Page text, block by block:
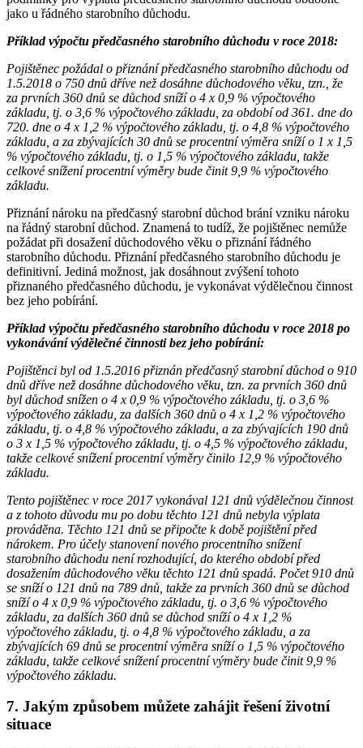
jako u řádného starobního důchodu.
Příklad výpočtu předčasného starobního důchodu v roce 2018:
Pojištěnec požádal o přiznání předčasného starobního důchodu od
1.5.2018 o 750 dnů dříve než dosáhne důchodového věku, tzn., že
za prvních 360 dnů se důchod sníží o 4 x 0,9 % výpočtového
základu, tj. o 3,6 % výpočtového základu, za období od 361. dne do
720. dne o 4 x 1,2 % výpočtového základu, tj. o 4,8 % výpočtového
základu, a za zbývajících 30 dnů se procentní výměra sníží o 1 x 1,5
% výpočtového základu, tj. o 1,5 % výpočtového základu, takže
celkové snížení procentní výměry bude činit 9,9 % výpočtového
základu.
Přiznání nároku na předčasný starobní důchod brání vzniku nároku
na řádný starobní důchod. Znamená to tudíž, že pojištěnec nemůže
požádat při dosažení důchodového věku o přiznání řádného
starobního důchodu. Přiznání předčasného starobního důchodu je
definitivní. Jediná možnost, jak dosáhnout zvýšení tohoto
přiznaného předčasného důchodu, je vykonávat výdělečnou činnost
bez jeho pobírání.
Příklad výpočtu předčasného starobního důchodu v roce 2018 po
vykonávání výdělečné činnosti bez jeho pobírání:
Pojištěnci byl od 1.5.2016 přiznán předčasný starobní důchod o 910
dnů dříve než dosáhne důchodového věku, tzn. za prvních 360 dnů
byl důchod snížen o 4 x 0,9 % výpočtového základu, tj. o 3,6 %
výpočtového základu, za dalších 360 dnů o 4 x 1,2 % výpočtového
základu, tj. o 4,8 % výpočtového základu, a za zbývajících 190 dnů
o 3 x 1,5 % výpočtového základu, tj. o 4,5 % výpočtového základu,
takže celkové snížení procentní výměry činilo 12,9 % výpočtového
základu.
Tento pojištěnec v roce 2017 vykonával 121 dnů výdělečnou činnost
a z tohoto důvodu mu po dobu těchto 121 dnů nebyla výplata
prováděna. Těchto 121 dnů se připočte k době pojištění před
nárokem. Pro účely stanovení nového procentního snížení
starobního důchodu není rozhodující, do kterého období před
dosažením důchodového věku těchto 121 dnů spadá. Počet 910 dnů
se sníží o 121 dnů na 789 dnů, takže za prvních 360 dnů se důchod
sníží o 4 x 0,9 % výpočtového základu, tj. o 3,6 % výpočtového
základu, za dalších 360 dnů se důchod sníží o 4 x 1,2 %
výpočtového základu, tj. o 4,8 % výpočtového základu, a za
zbývajících 69 dnů se procentní výměra sníží o 1,5 % výpočtového
základu, takže celkové snížení procentní výměry bude činit 9,9 %
výpočtového základu.
7. Jakým způsobem můžete zahájit řešení životní
situace